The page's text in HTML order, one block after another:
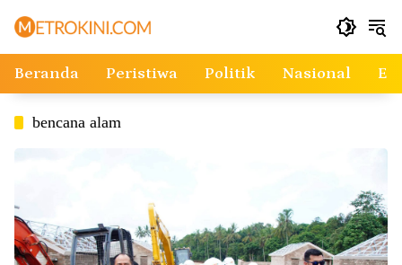
Beranda Peristiwa Politik Nasional
bencana alam